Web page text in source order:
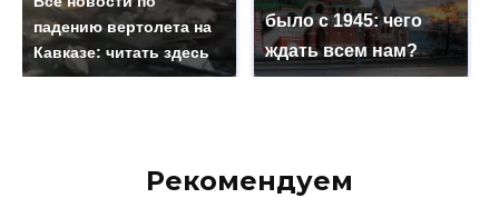
падению вертолета на
Кавказе: читать здесь
было с 1945: чего
ждать всем нам?
Рекомендуем